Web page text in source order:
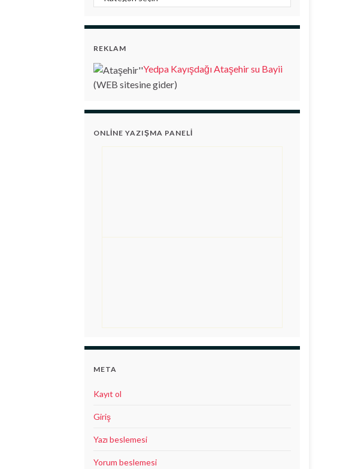
REKLAM
Yedpa Kayışdağı Ataşehir su Bayii
(WEB sitesine gider)
ONLINE YAZIŞMA PANELI
META
Kayıt ol
Giriş
Yazı beslemesi
Yorum beslemesi